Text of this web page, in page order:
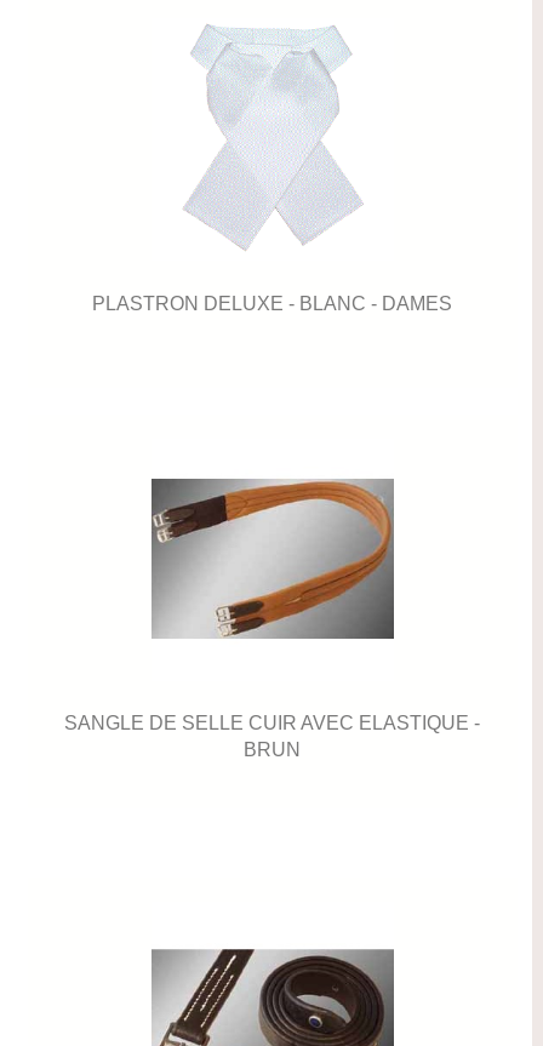
PLASTRON DELUXE - BLANC - DAMES
SANGLE DE SELLE CUIR AVEC ELASTIQUE -
BRUN